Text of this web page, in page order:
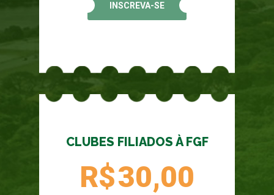
INSCREVA-SE
CLUBES FILIADOS À FGF
R$30,00